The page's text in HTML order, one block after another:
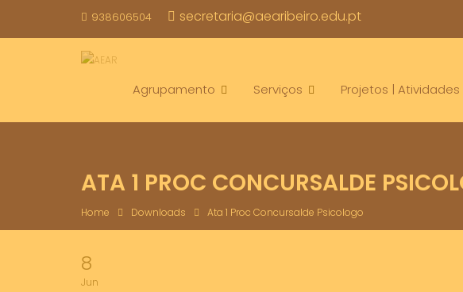
938606504 secretaria@aearibeiro.edu.pt
Agrupamento Serviços Projetos | Atividades
ATA 1 PROC CONCURSALDE
Home Downloads Ata 1 Proc Concursalde Psicologo
8
Jun